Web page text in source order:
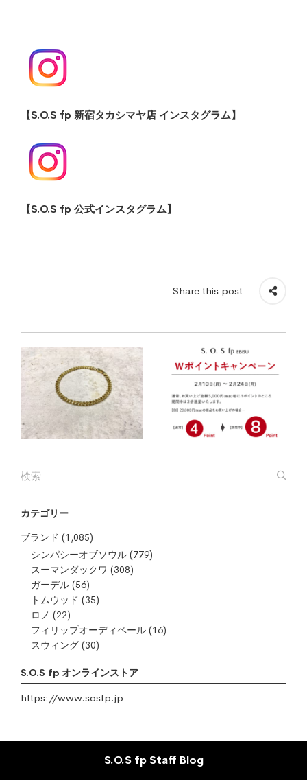
カテゴリー
ブランド (1,085)
シンパシーオブソウル (779)
スーマンダックワ (308)
ガーデル (56)
トムウッド (35)
ロノ (22)
フィリップオーディベール (16)
スウィング (30)
S.O.S fp オンラインストア
https://www.sosfp.jp
【S.O.S fp 新宿タカシマヤ店 インスタグラム】
【S.O.S fp 公式インスタグラム】
Share this post
S.O.S fp Staff Blog